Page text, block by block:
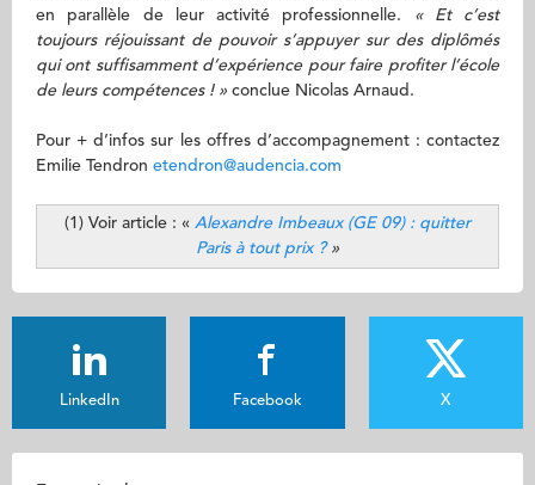
en parallèle de leur activité professionnelle.
« Et c’est
toujours réjouissant de pouvoir s’appuyer sur des diplômés
qui ont suffisamment d’expérience pour faire profiter l’école
de leurs compétences ! » conclue Nicolas Arnaud.
Pour + d’infos sur les offres d’accompagnement : contactez
Emilie Tendron etendron@audencia.com
(1) Voir article : « Alexandre Imbeaux (GE 09) : quitter
Paris à tout prix ? »
LinkedIn Facebook X